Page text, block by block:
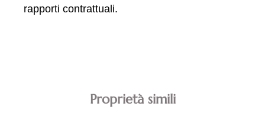
rapporti contrattuali.
Proprietà simili